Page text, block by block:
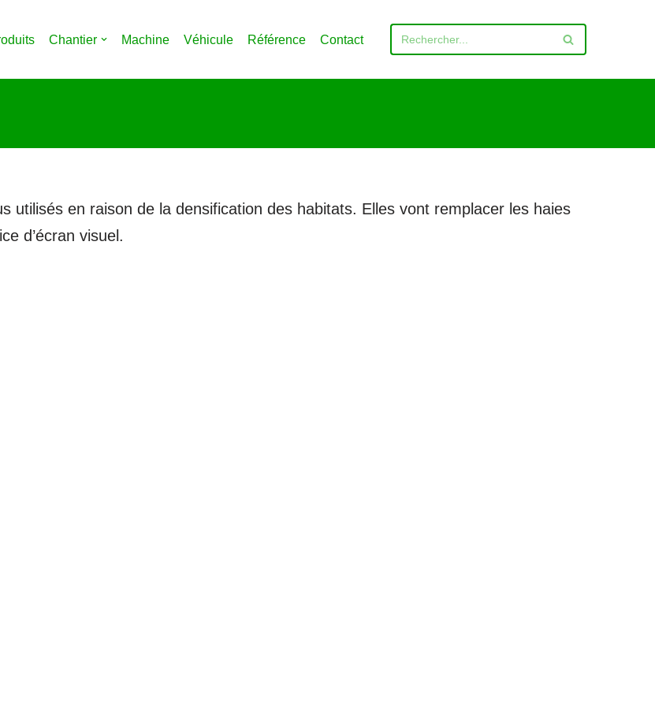
Chantier Machine Véhicule Référence Contact
utilisés en raison de la densification des habitats. Elles vont remplacer les haies
d’écran visuel.